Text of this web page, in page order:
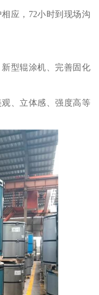
应，72小时到现场沟
型辊涂机、完善固化
、立体感、强度高等